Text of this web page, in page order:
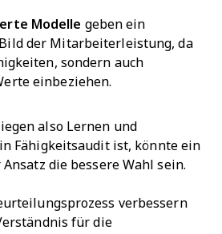
Modelle geben ein
der Mitarbeiterleistung, da
sondern auch
einbeziehen.
also Lernen und
Fähigkeitsaudit ist, könnte ein
die bessere Wahl sein.
verbessern
für die